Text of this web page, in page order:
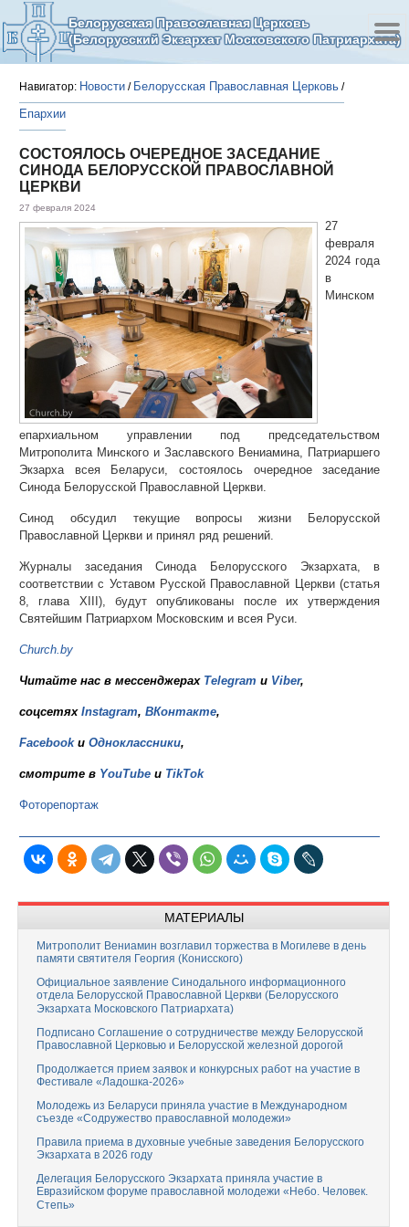
Белорусская Православная Церковь
(Белорусский Экзархат Московского Патриархата)
Навигатор: Новости / Белорусская Православная Церковь /
Епархии
СОСТОЯЛОСЬ ОЧЕРЕДНОЕ ЗАСЕДАНИЕ
СИНОДА БЕЛОРУССКОЙ ПРАВОСЛАВНОЙ
ЦЕРКВИ
27 февраля 2024
27
февраля
2024 года
в
Минском
епархиальном управлении под председательством
Митрополита Минского и Заславского Вениамина, Патриаршего
Экзарха всея Беларуси, состоялось очередное заседание
Синода Белорусской Православной Церкви.
Синод обсудил текущие вопросы жизни Белорусской
Православной Церкви и принял ряд решений.
Журналы заседания Синода Белорусского Экзархата, в
соответствии с Уставом Русской Православной Церкви (статья
8, глава XIII), будут опубликованы после их утверждения
Святейшим Патриархом Московским и всея Руси.
Church.by
Читайте нас в мессенджерах Telegram и Viber,
соцсетях Instagram, ВКонтакте,
Facebookи Одноклассники,
смотрите в YouTube и TikTok
Фоторепортаж
МАТЕРИАЛЫ
Митрополит Вениамин возглавил торжества в Могилеве в день
памяти святителя Георгия (Конисского)
Официальное заявление Синодального информационного
отдела Белорусской Православной Церкви (Белорусского
Экзархата Московского Патриархата)
Подписано Соглашение о сотрудничестве между Белорусской
Православной Церковью и Белорусской железной дорогой
Продолжается прием заявок и конкурсных работ на участие в
Фестивале «Ладошка-2026»
Молодежь из Беларуси приняла участие в Международном
съезде «Содружество православной молодежи»
Правила приема в духовные учебные заведения Белорусского
Экзархата в 2026 году
Делегация Белорусского Экзархата приняла участие в
Евразийском форуме православной молодежи «Небо. Человек.
Степь»